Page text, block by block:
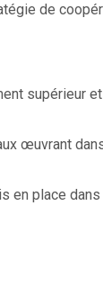
de
supérieur
œuvrant
en place